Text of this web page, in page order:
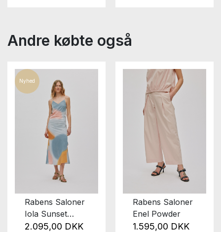
Andre købte også
Nyhed
Rabens Saloner
Iola Sunset
Combo
2.095,00 DKK
Rabens Saloner
Enel Powder
1.595,00 DKK